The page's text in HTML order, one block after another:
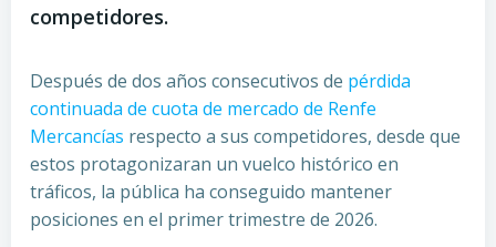
competidores.
Después de dos años consecutivos de pérdida
continuada de cuota de mercado de Renfe
Mercancías respecto a sus competidores, desde que
estos protagonizaran un vuelco histórico en
tráficos, la pública ha conseguido mantener
posiciones en el primer trimestre de 2026.